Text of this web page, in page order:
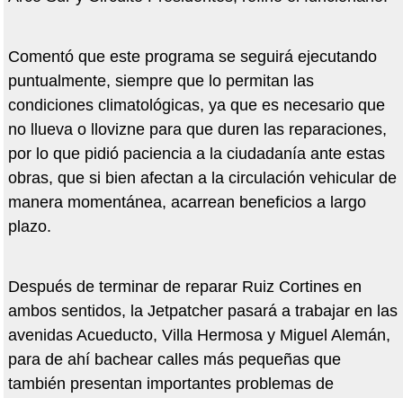
Comentó que este programa se seguirá ejecutando
puntualmente, siempre que lo permitan las
condiciones climatológicas, ya que es necesario que
no llueva o llovizne para que duren las reparaciones,
por lo que pidió paciencia a la ciudadanía ante estas
obras, que si bien afectan a la circulación vehicular de
manera momentánea, acarrean beneficios a largo
plazo.
Después de terminar de reparar Ruiz Cortines en
ambos sentidos, la Jetpatcher pasará a trabajar en las
avenidas Acueducto, Villa Hermosa y Miguel Alemán,
para de ahí bachear calles más pequeñas que
también presentan importantes problemas de